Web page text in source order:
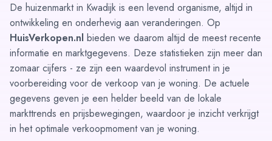
De huizenmarkt in Kwadijk is een levend organisme, altijd in
ontwikkeling en onderhevig aan veranderingen. Op
HuisVerkopen.nl bieden we daarom altijd de meest recente
informatie en marktgegevens. Deze statistieken zijn meer dan
zomaar cijfers - ze zijn een waardevol instrument in je
voorbereiding voor de verkoop van je woning. De actuele
gegevens geven je een helder beeld van de lokale
markttrends en prijsbewegingen, waardoor je inzicht verkrijgt
in het optimale verkoopmoment van je woning.